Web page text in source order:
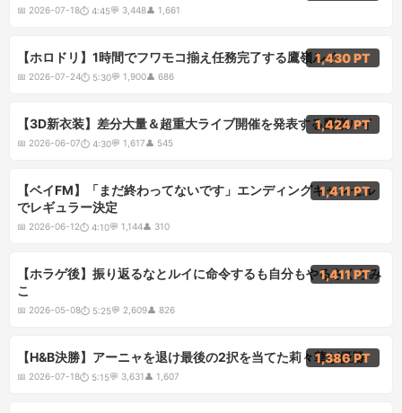
📅 2026-07-18⏱ 4:45💬 3,448👤 1,661
5:30
【ホロドリ】1時間でフワモコ揃え任務完了する鷹嶺ルイ
📅 2026-07-24⏱ 5:30💬 1,900👤 686
1,430 PT
4:30
【3D新衣装】差分大量＆超重大ライブ開催を発表する鷹嶺ルイ
📅 2026-06-07⏱ 4:30💬 1,617👤 545
1,424 PT
4:10
【ベイFM】「まだ終わってないです」エンディングキャンセル
でレギュラー決定
📅 2026-06-12⏱ 4:10💬 1,144👤 310
1,411 PT
5:25
【ホラゲ後】振り返るなとルイに命令するも自分もやるさくらみ
こ
📅 2026-05-08⏱ 5:25💬 2,609👤 826
1,411 PT
5:15
【H&B決勝】アーニャを退け最後の2択を当てた莉々華が優勝
📅 2026-07-18⏱ 5:15💬 3,631👤 1,607
1,386 PT